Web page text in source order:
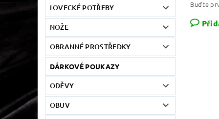
LOVECKÉ POTŘEBY
NOŽE
OBRANNÉ PROSTŘEDKY
DÁRKOVÉ POUKAZY
ODĚVY
OBUV
Buďte